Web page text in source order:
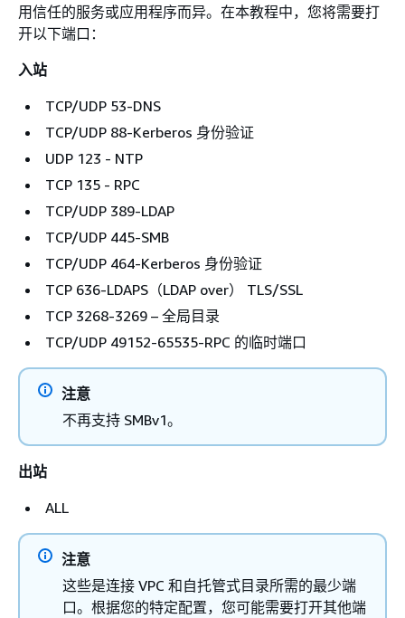
用信任的服务或应用程序而异。在本教程中，您将需要打
开以下端口：
入站
TCP/UDP 53-DNS
TCP/UDP 88-Kerberos 身份验证
UDP 123 - NTP
TCP 135 - RPC
TCP/UDP 389-LDAP
TCP/UDP 445-SMB
TCP/UDP 464-Kerberos 身份验证
TCP 636-LDAPS（LDAP over） TLS/SSL
TCP 3268-3269 – 全局目录
TCP/UDP 49152-65535-RPC 的临时端口
注意
不再支持 SMBv1。
出站
ALL
注意
这些是连接 VPC 和自托管式目录所需的最少端
口。根据您的特定配置，您可能需要打开其他端